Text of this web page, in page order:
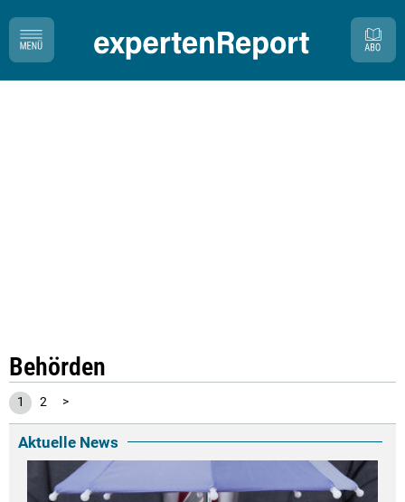
Behörden
1 2 >
Aktuelle News